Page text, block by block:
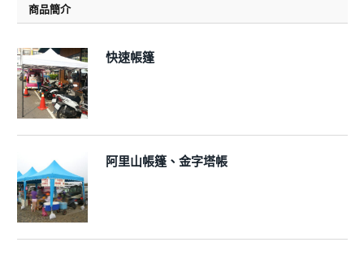
商品簡介
快速帳篷
阿里山帳篷、金字塔帳